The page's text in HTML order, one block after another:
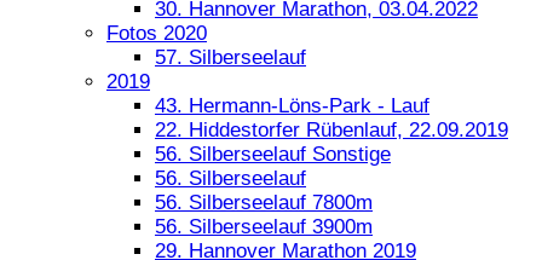
30. Hannover Marathon, 03.04.2022
Fotos 2020
57. Silberseelauf
2019
43. Hermann-Löns-Park - Lauf
22. Hiddestorfer Rübenlauf, 22.09.2019
56. Silberseelauf Sonstige
56. Silberseelauf
56. Silberseelauf 7800m
56. Silberseelauf 3900m
29. Hannover Marathon 2019